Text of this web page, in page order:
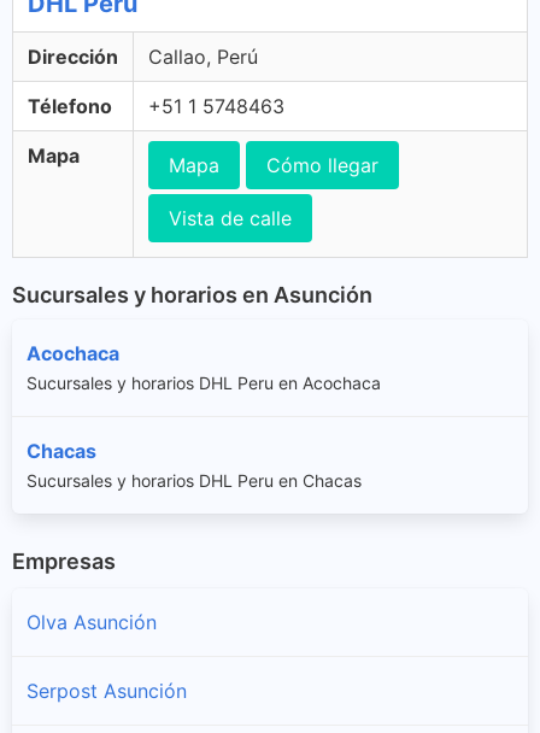
Dirección Callao, Perú
Télefono +51 1 5748463
Mapa Mapa Cómo llegar
Vista de calle
Sucursales y horarios en Asunción
Acochaca
Sucursales y horarios DHL Peru en Acochaca
Chacas
Sucursales y horarios DHL Peru en Chacas
Empresas
Olva Asunción
Serpost Asunción